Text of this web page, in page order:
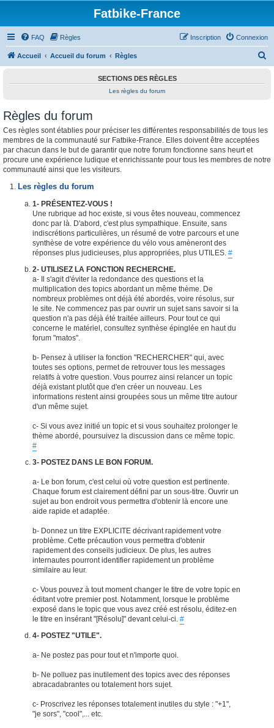
Fatbike-France
FAQ Règles Connexion
Inscription
Accueil Accueil du forum Règles
r
h
SECTIONS DES RÈGLES
Les règles du forum
Règles du forum
Ces règles sont établies pour préciser les différentes responsabilités de tous les
membres de la communauté sur Fatbike-France. Elles doivent être acceptées
par chacun dans le but de garantir que notre forum fonctionne sans heurt et
procure une expérience ludique et enrichissante pour tous les membres de notre
communauté ainsi que les visiteurs.
Les règles du forum
1- PRÉSENTEZ-VOUS !
Une rubrique ad hoc existe, si vous êtes nouveau, commencez
donc par là. D'abord, c'est plus sympathique. Ensuite, sans
indiscrétions particulières, un résumé de votre parcours et une
synthèse de votre expérience du vélo vous amèneront des
réponses plus judicieuses, plus appropriées, plus UTILES. #
2- UTILISEZ LA FONCTION RECHERCHE.
a- Il s'agit d'éviter la redondance des questions et la
multiplication des topics abordant un même thème. De
nombreux problèmes ont déjà été abordés, voire résolus, sur
le site. Ne commencez pas par ouvrir un sujet sans savoir si la
question n'a pas déjà été traitée ailleurs. Pour tout ce qui
concerne le matériel, consultez synthèse épinglée en haut du
forum "matos".
b- Pensez à utiliser la fonction "RECHERCHER" qui, avec
toutes ses options, permet de retrouver tous les messages
relatifs à votre question. Vous pourrez ainsi relancer un topic
déjà existant plutôt que d'en créer un nouveau. Les
informations restent ainsi groupées sous un même titre autour
d'un même sujet.
c- Si vous avez initié un topic et si vous souhaitez prolonger le
thème abordé, poursuivez la discussion dans ce même topic.
#
3- POSTEZ DANS LE BON FORUM.
a- Le bon forum, c'est celui où votre question est pertinente.
Chaque forum est clairement défini par un sous-titre. Ouvrir un
sujet au bon endroit vous permettra d'obtenir là encore une
aide rapide et adaptée.
b- Donnez un titre EXPLICITE décrivant rapidement votre
problème. Cette précaution vous permettra d'obtenir
rapidement des conseils judicieux. De plus, les autres
internautes pourront identifier rapidement un problème
similaire au leur.
c- Vous pouvez à tout moment changer le titre de votre topic en
éditant votre premier post. Notamment, lorsque le problème
exposé dans le topic que vous avez créé est résolu, éditez-en
le titre en insérant "[Résolu]" devant celui-ci. #
4- POSTEZ "UTILE".
a- Ne postez pas pour tout et n'importe quoi.
b- Ne polluez pas inutilement des topics avec des réponses
abracadabrantes ou totalement hors sujet.
c- Proscrivez les réponses totalement inutiles du style : "+1",
"je sors", "cool",... etc.